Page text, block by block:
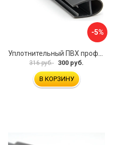
-5%
316 руб. 300 руб.
В КОРЗИНУ